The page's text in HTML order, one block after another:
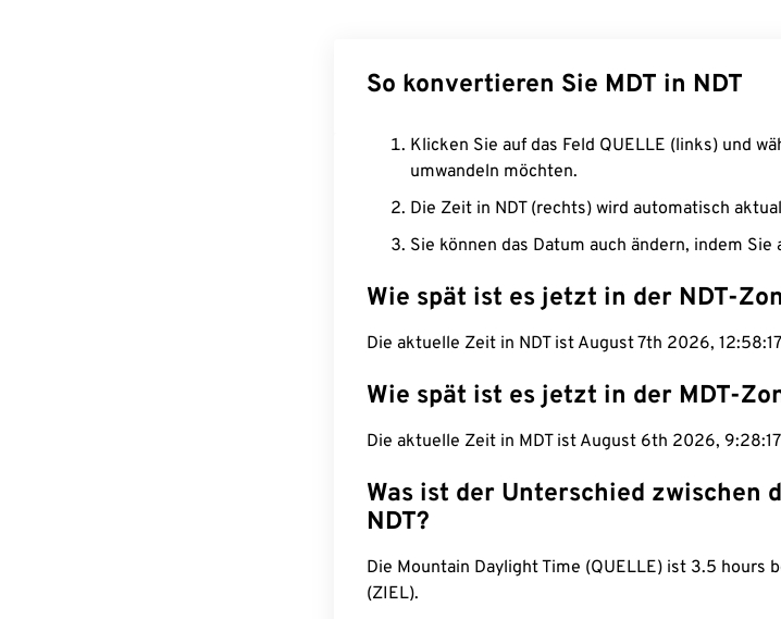
So konvertieren Sie MDT in NDT
Klicken Sie auf das Feld QUELLE (links) und
umwandeln möchten.
Die Zeit in NDT (rechts) wird automatisch
Sie können das Datum auch ändern, indem
Wie spät ist es jetzt in der NDT-
Die aktuelle Zeit in NDT ist August 7th 2026,
Wie spät ist es jetzt in der MDT-
Die aktuelle Zeit in MDT ist August 6th 2026,
Was ist der Unterschied zwischen
NDT?
Die Mountain Daylight Time (QUELLE) ist 3.5 hours
(ZIEL).